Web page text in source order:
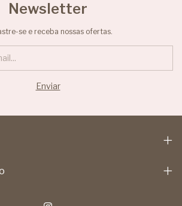
Newsletter
se e receba nossas ofertas.